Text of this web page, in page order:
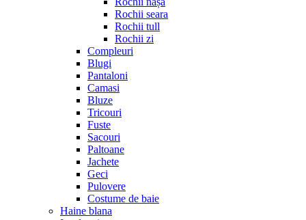
Rochii seara
Rochii tull
Rochii zi
Compleuri
Blugi
Pantaloni
Camasi
Bluze
Tricouri
Fuste
Sacouri
Paltoane
Jachete
Geci
Pulovere
Costume de baie
Haine blana